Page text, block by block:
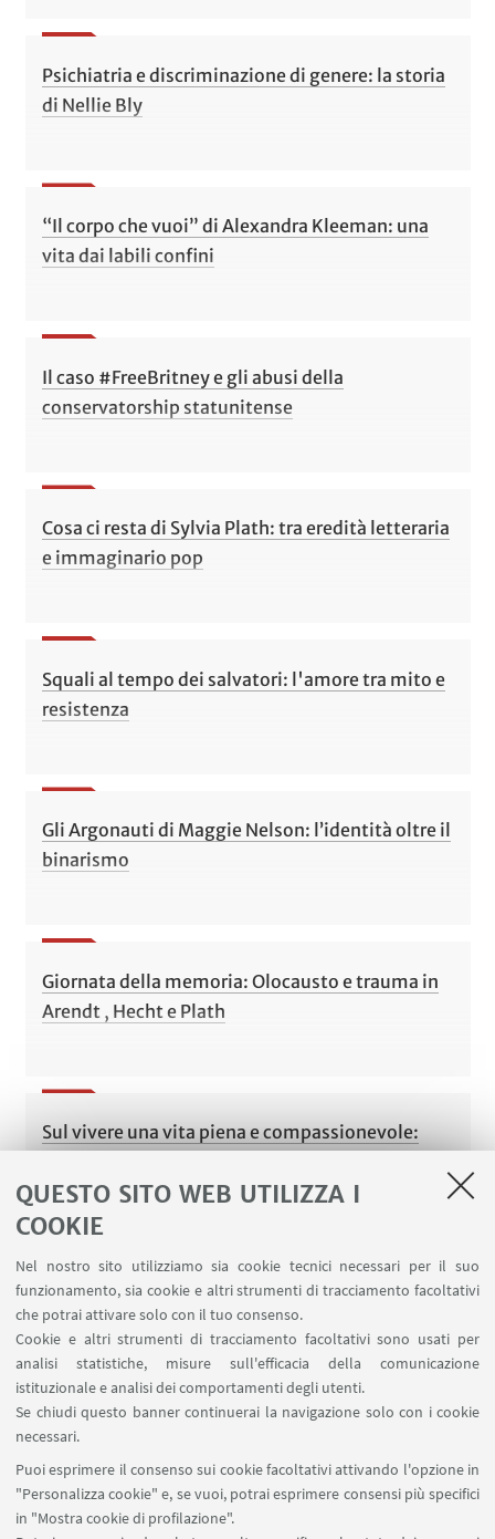
QUESTO SITO WEB UTILIZZA I
COOKIE
Nel nostro sito utilizziamo sia cookie tecnici necessari per il suo
funzionamento, sia cookie e altri strumenti di tracciamento facoltativi
che potrai attivare solo con il tuo consenso.
Cookie e altri strumenti di tracciamento facoltativi sono usati per
analisi statistiche, misure sull'efficacia della comunicazione
istituzionale e analisi dei comportamenti degli utenti.
Se chiudi questo banner continuerai la navigazione solo con i cookie
necessari.
Puoi esprimere il consenso sui cookie facoltativi attivando l'opzione in
"Personalizza cookie" e, se vuoi, potrai esprimere consensi più specifici
in "Mostra cookie di profilazione".
Psichiatria e discriminazione di genere: la storia
di Nellie Bly
“Il corpo che vuoi” di Alexandra Kleeman: una
vita dai labili confini
Il caso #FreeBritney e gli abusi della
conservatorship statunitense
Cosa ci resta di Sylvia Plath: tra eredità letteraria
e immaginario pop
Squali al tempo dei salvatori: l'amore tra mito e
resistenza
Gli Argonauti di Maggie Nelson: l’identità oltre il
binarismo
Giornata della memoria: Olocausto e trauma in
Arendt , Hecht e Plath
Sul vivere una vita piena e compassionevole:
Giulia Regoli
Denim Day e serie tv: contro gli stereotipi sulla
violenza sessuale